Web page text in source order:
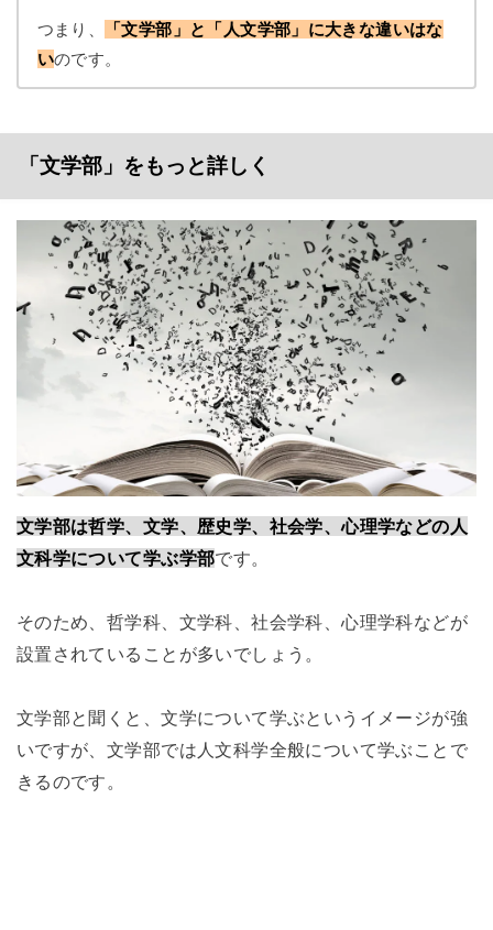
つまり、
「文学部」と「人文学部」に大きな違いはな
いのです。
「文学部」をもっと詳しく
文学部は哲学、文学、歴史学、社会学、心理学などの人
文科学について学ぶ学部です。
そのため、哲学科、文学科、社会学科、心理学科などが
設置されていることが多いでしょう。
文学部と聞くと、文学について学ぶというイメージが強
いですが、文学部では人文科学全般について学ぶことで
きるのです。